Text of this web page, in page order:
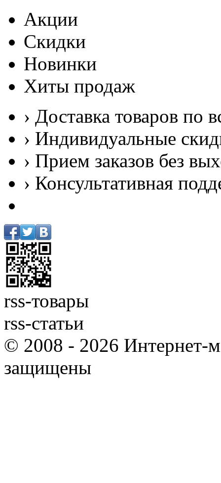
Акции
Скидки
Новинки
Хиты продаж
› Доставка товаров по
› Индивидуальные
› Прием заказов без
› Консультативная
rss-товары
rss-статьи
© 2008 - 2026 Интернет-
защищены